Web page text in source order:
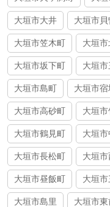
大垣市大井 大垣市
大垣市笠木町 大垣
大垣市坂下町 大垣
大垣市島町 大垣市
大垣市高砂町 大垣
大垣市鶴見町 大垣
大垣市長松町 大垣
大垣市昼飯町 大垣
大垣市島里 大垣市東